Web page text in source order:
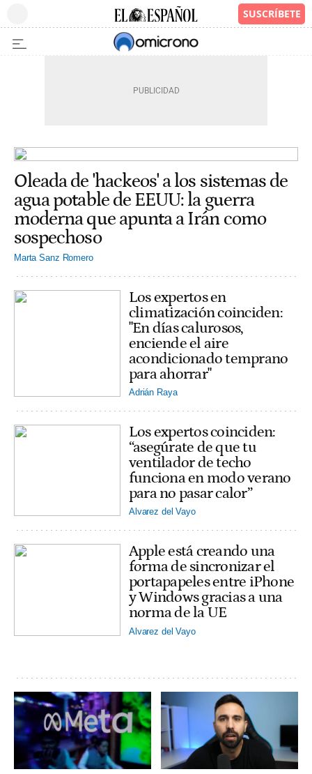
Oleada de 'hackeos' a los sistemas de
agua potable de EEUU: la guerra
moderna que apunta a Irán como
sospechoso
Marta Sanz Romero
Los expertos en
climatización coinciden:
"En días calurosos,
enciende el aire
acondicionado temprano
para ahorrar"
Adrián Raya
Los expertos coinciden:
“asegúrate de que tu
ventilador de techo
funciona en modo verano
para no pasar calor”
Alvarez del Vayo
Apple está creando una
forma de sincronizar el
portapapeles entre iPhone
y Windows gracias a una
norma de la UE
Alvarez del Vayo